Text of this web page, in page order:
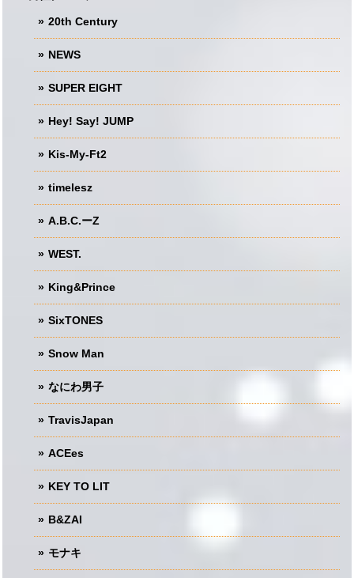
20th Century
NEWS
SUPER EIGHT
Hey! Say! JUMP
Kis-My-Ft2
timelesz
A.B.C.ーZ
WEST.
King&Prince
SixTONES
Snow Man
なにわ男子
TravisJapan
ACEes
KEY TO LIT
B&ZAI
モナキ